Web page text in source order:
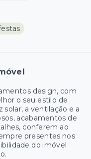
design, com
o seu estilo de
solar, a ventilação e a
acabamentos de
conferem ao
presentes nos
do imóvel